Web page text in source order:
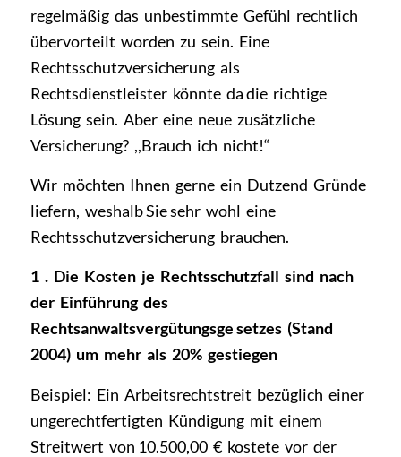
regelmäßig das unbestimmte Gefühl rechtlich
übervorteilt worden zu sein. Eine
Rechtsschutzversicherung als
Rechtsdienstleister könnte da die richti­ge
Lösung sein. Aber eine neue zusätzliche
Versicherung? ,,Brauch ich nicht!“
Wir möchten Ihnen gerne ein Dutzend Gründe
liefern, weshalb Sie sehr wohl eine
Rechtsschutz­versicherung brauchen.
1 . Die Kosten je Rechtsschutzfall sind nach
der Einführung des
Rechtsanwaltsvergütungsge­ setzes (Stand
2004) um mehr als 20% gestiegen
Beispiel: Ein Arbeitsrechtstreit bezüglich einer
ungerechtfertigten Kündigung mit einem
Streitwert von 10.500,00 € kostete vor der